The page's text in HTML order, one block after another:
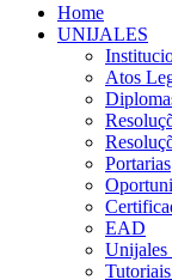
Home
UNIJALES
Atos
Portarias
EAD
Unijales